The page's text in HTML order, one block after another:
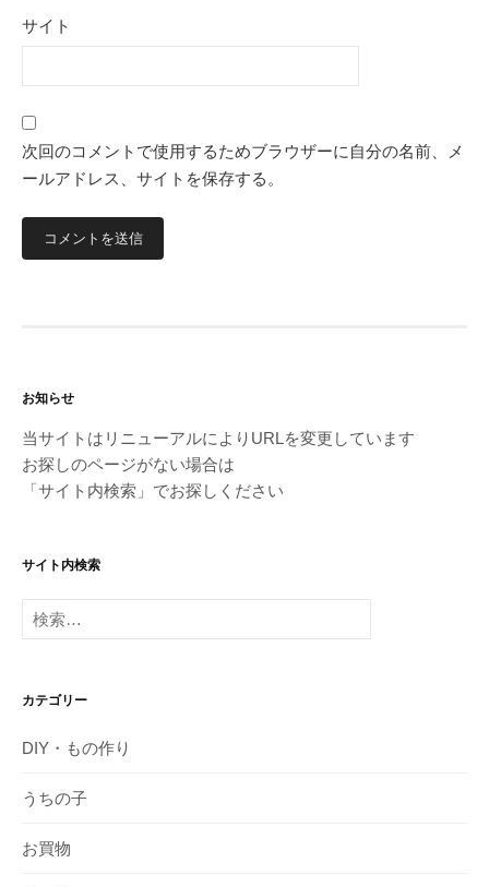
サイト
次回のコメントで使用するためブラウザーに自分の名前、メ
ールアドレス、サイトを保存する。
お知らせ
当サイトはリニューアルによりURLを変更しています
お探しのページがない場合は
「サイト内検索」でお探しください
サイト内検索
検
索:
カテゴリー
DIY・もの作り
うちの子
お買物